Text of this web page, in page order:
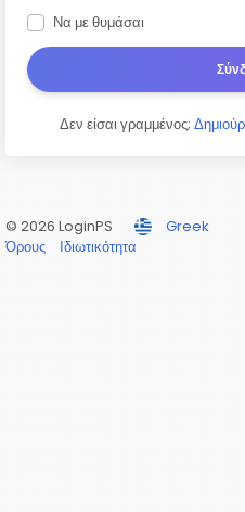
Να με θυμάσαι
Δεν είσαι γραμμένος;
© 2026 LoginPS
Greek
Όρους
Ιδιωτικότητα